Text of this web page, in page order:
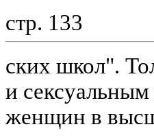
стр. 133
ских школ".
и
женщин в